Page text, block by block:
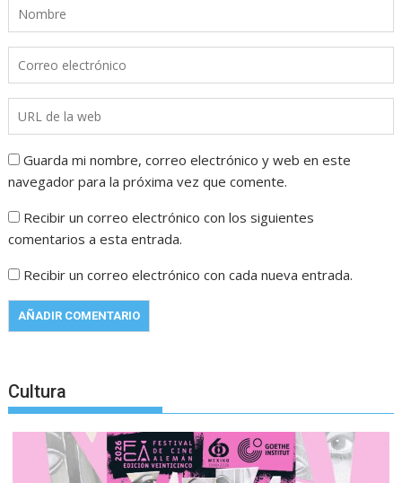
Guarda mi nombre, correo electrónico y web en este
navegador para la próxima vez que comente.
Recibir un correo electrónico con los siguientes
comentarios a esta entrada.
Recibir un correo electrónico con cada nueva entrada.
Cultura